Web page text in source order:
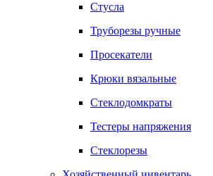
Стусла
Труборезы ручные
Просекатели
Крюки вязальные
Стеклодомкраты
Тестеры напряжения
Стеклорезы